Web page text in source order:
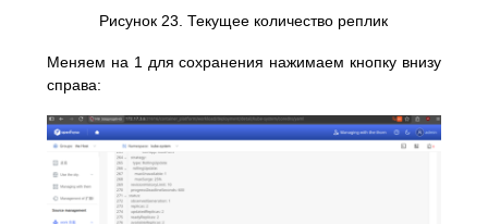
Рисунок 23. Текущее количество реплик
Меняем на 1 для сохранения нажимаем кнопку внизу
справа: